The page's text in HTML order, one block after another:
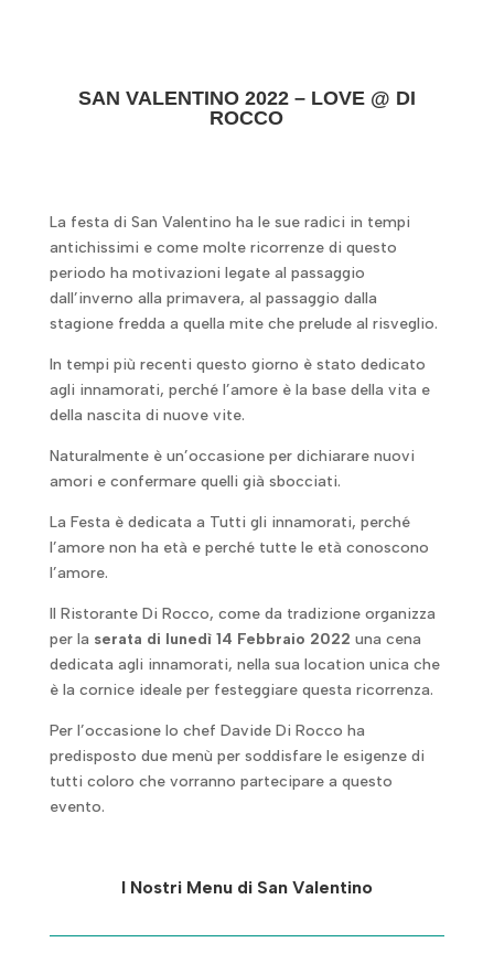
SAN VALENTINO 2022 – LOVE @ DI
ROCCO
La festa di San Valentino ha le sue radici in tempi
antichissimi e come molte ricorrenze di questo
periodo ha motivazioni legate al passaggio
dall’inverno alla primavera, al passaggio dalla
stagione fredda a quella mite che prelude al risveglio.
In tempi più recenti questo giorno è stato dedicato
agli innamorati, perché l’amore è la base della vita e
della nascita di nuove vite.
Naturalmente è un’occasione per dichiarare nuovi
amori e confermare quelli già sbocciati.
La Festa è dedicata a Tutti gli innamorati, perché
l’amore non ha età e perché tutte le età conoscono
l’amore.
Il Ristorante Di Rocco, come da tradizione organizza
per la serata di lunedì 14 Febbraio 2022 una cena
dedicata agli innamorati, nella sua location unica che
è la cornice ideale per festeggiare questa ricorrenza.
Per l’occasione lo chef Davide Di Rocco ha
predisposto due menù per soddisfare le esigenze di
tutti coloro che vorranno partecipare a questo
evento.
I Nostri Menu di San Valentino